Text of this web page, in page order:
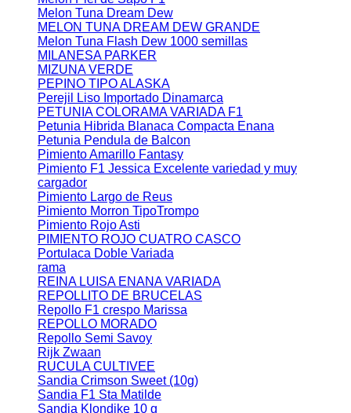
Melon Tuna Dream Dew
MELON TUNA DREAM DEW GRANDE
Melon Tuna Flash Dew 1000 semillas
MILANESA PARKER
MIZUNA VERDE
PEPINO TIPO ALASKA
Perejil Liso Importado Dinamarca
PETUNIA COLORAMA VARIADA F1
Petunia Hibrida Blanaca Compacta Enana
Petunia Pendula de Balcon
Pimiento Amarillo Fantasy
Pimiento F1 Jessica Excelente variedad y muy
cargador
Pimiento Largo de Reus
Pimiento Morron TipoTrompo
Pimiento Rojo Asti
PIMIENTO ROJO CUATRO CASCO
Portulaca Doble Variada
rama
REINA LUISA ENANA VARIADA
REPOLLITO DE BRUCELAS
Repollo F1 crespo Marissa
REPOLLO MORADO
Repollo Semi Savoy
Rijk Zwaan
RUCULA CULTIVEE
Sandia Crimson Sweet (10g)
Sandia F1 Sta Matilde
Sandia Klondike 10 g